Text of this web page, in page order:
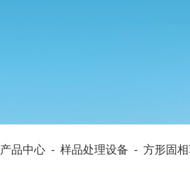
产品中心 - 样品处理设备 - 方形固